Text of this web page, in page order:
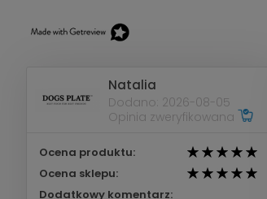
Natalia
Dodano: 2026-08-05
Opinia zweryfikowana
Ocena produktu:
Ocena sklepu:
Dodatkowy komentarz: